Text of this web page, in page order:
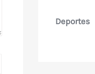
Deportes